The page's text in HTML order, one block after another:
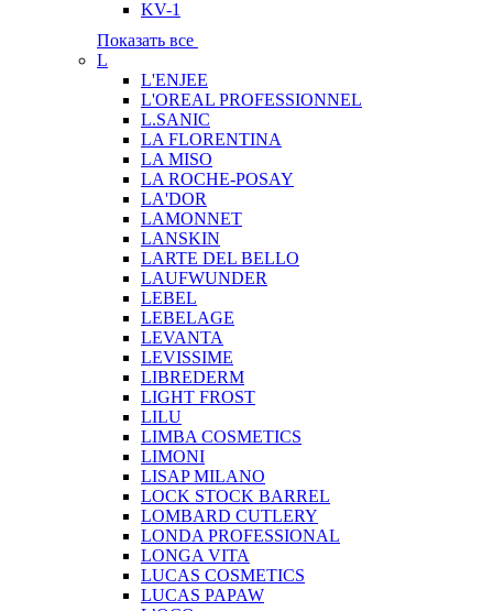
KV-1
Показать все
L
L'ENJEE
L'OREAL PROFESSIONNEL
L.SANIC
LA FLORENTINA
LA MISO
LA ROCHE-POSAY
LA'DOR
LAMONNET
LANSKIN
LARTE DEL BELLO
LAUFWUNDER
LEBEL
LEBELAGE
LEVANTA
LEVISSIME
LIBREDERM
LIGHT FROST
LILU
LIMBA COSMETICS
LIMONI
LISAP MILANO
LOCK STOCK BARREL
LOMBARD CUTLERY
LONDA PROFESSIONAL
LONGA VITA
LUCAS COSMETICS
LUCAS PAPAW